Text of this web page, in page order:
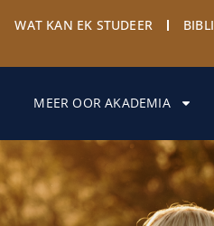
WAT KAN EK STUDEER
MEER OOR AKADEMIA